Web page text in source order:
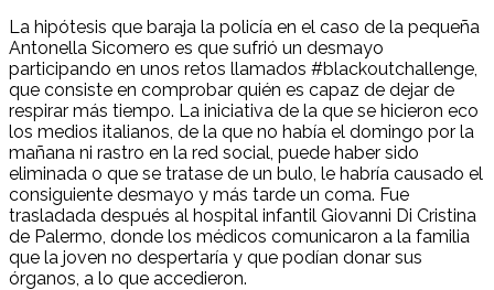
La hipótesis que baraja la policía en el caso de la pequeña
Antonella Sicomero es que sufrió un desmayo
participando en unos retos llamados #blackoutchallenge,
que consiste en comprobar quién es capaz de dejar de
respirar más tiempo. La iniciativa de la que se hicieron eco
los medios italianos, de la que no había el domingo por la
mañana ni rastro en la red social, puede haber sido
eliminada o que se tratase de un bulo, le habría causado el
consiguiente desmayo y más tarde un coma. Fue
trasladada después al hospital infantil Giovanni Di Cristina
de Palermo, donde los médicos comunicaron a la familia
que la joven no despertaría y que podían donar sus
órganos, a lo que accedieron.